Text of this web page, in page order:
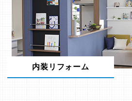
内装リフォーム